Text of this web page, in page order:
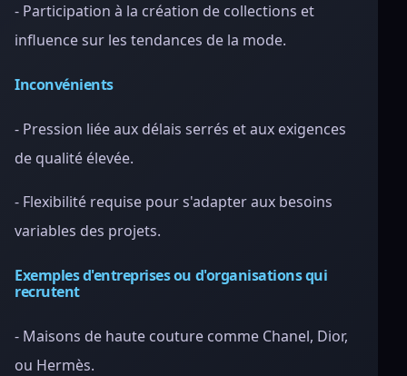
- Participation à la création de collections et
influence sur les tendances de la mode.
Inconvénients
- Pression liée aux délais serrés et aux exigences
de qualité élevée.
- Flexibilité requise pour s'adapter aux besoins
variables des projets.
Exemples d'entreprises ou d'organisations qui
recrutent
- Maisons de haute couture comme Chanel, Dior,
ou Hermès.